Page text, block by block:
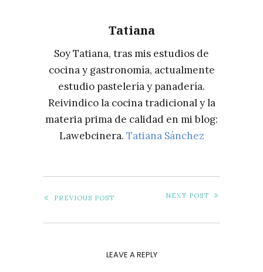
Tatiana
Soy Tatiana, tras mis estudios de
cocina y gastronomía, actualmente
estudio pastelería y panadería.
Reivindico la cocina tradicional y la
materia prima de calidad en mi blog:
Lawebcinera. Tatiana Sánchez
PREVIOUS POST NEXT POST
LEAVE A REPLY